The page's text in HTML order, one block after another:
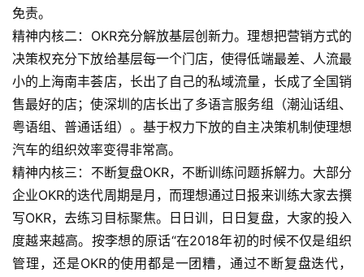
免责。
精神内核二：OKR充分解放基层创新力。理想把营销方式的
决策权充分下放给基层每一个门店，使得低端最差、人流最
小的上海南丰荟店，长出了自己的私域流量，长成了全国销
售最好的店；使深圳的店长出了多语言服务组（潮汕话组、
粤语组、普通话组）。基于权力下放的自主决策机制使理想
汽车的组织效率变得非常高。
精神内核三：不断复盘OKR，不断训练问题拆解力。大部分
企业OKR的迭代周期是月，而理想通过日报来训练大家去撰
写OKR，去练习目标聚焦。日日训，日日复盘，大家的投入
度越来越高。按李想的原话“在2018年初的时候不仅是组织
管理，还是OKR的使用都是一团糟，通过不断复盘迭代，